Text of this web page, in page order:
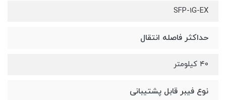
SFP-1G-EX
حداکثر فاصله انتقال
۴۰ کیلومتر
نوع فیبر قابل پشتیبانی